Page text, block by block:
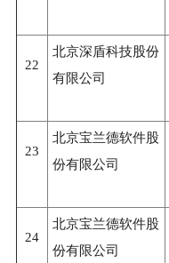
22
北京深盾科技股份
有限公司
23
北京宝兰德软件股
份有限公司
24
北京宝兰德软件股
份有限公司